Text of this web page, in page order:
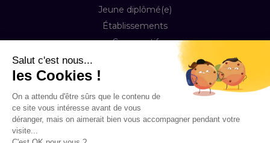
Jeune diplômé(e)
Établissements
Comparatif
Contact
FAQ
Copyright © 2026 Happyneuron, Tous droits réservés